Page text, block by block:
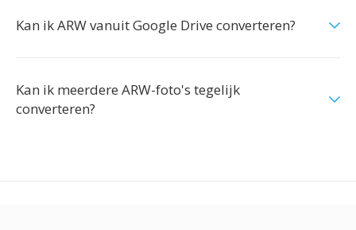
Kan ik ARW vanuit Google Drive converteren?
Kan ik meerdere ARW-foto's tegelijk
converteren?